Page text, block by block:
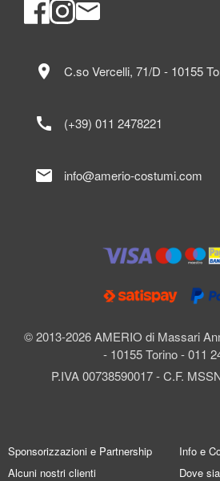
© 2013-2026 AMERIO di Massari
- 10155 Torino - 011
P.IVA 00738590017 - C.F.
location_on C.so Vercelli, 71/D - 10155
call (+39) 011 2478221
mail info@amerio-costumi.com
Sponsorizzazioni e Partnership
Alcuni nostri clienti
Info e
Dove